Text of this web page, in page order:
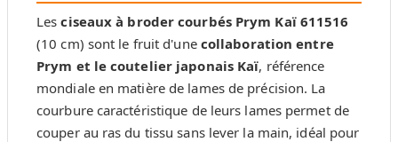
Lesciseaux à broder courbés Prym Kaï 611516
(10 cm) sont le fruit d'une collaboration entre
Prym et le coutelier japonais Kaï, référence
mondiale en matière de lames de précision. La
courbure caractéristique de leurs lames permet de
couper au ras du tissu sans lever la main, idéal pour